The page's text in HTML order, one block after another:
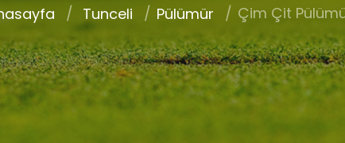
Tunceli Pülümür Çim Çit